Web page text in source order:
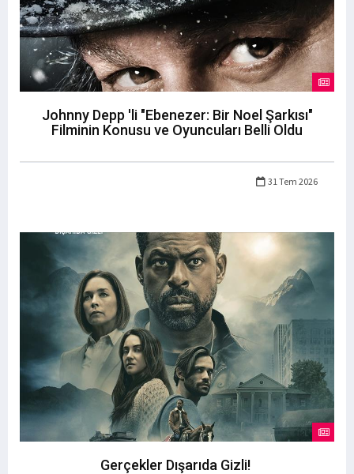
Johnny Depp 'li "Ebenezer: Bir Noel Şarkısı"
Filminin Konusu ve Oyuncuları Belli Oldu
31 Tem 2026
Gerçekler Dışarıda Gizli!